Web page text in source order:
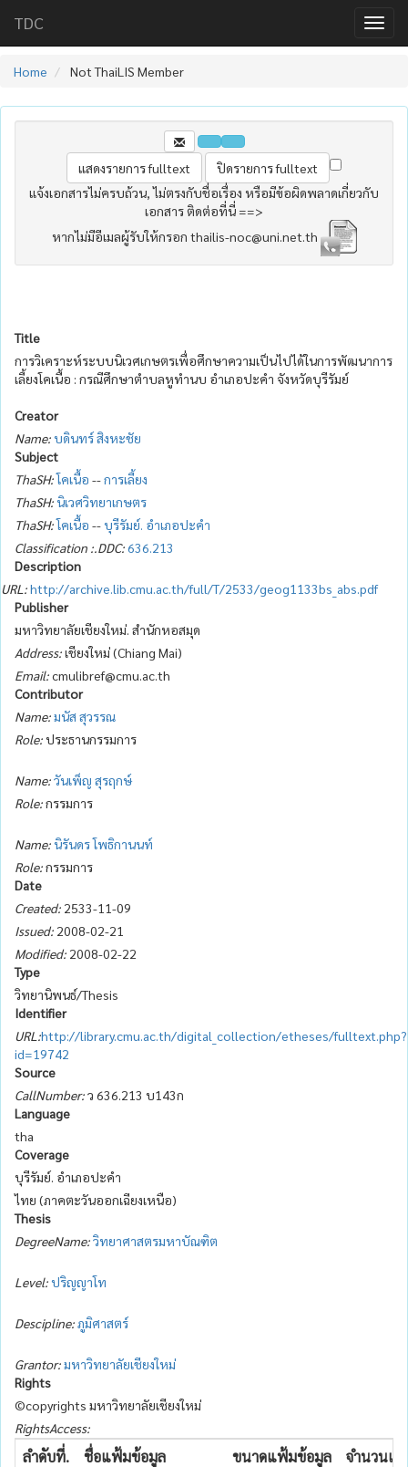
TDC
Home Not ThaiLIS Member
แจ้งเอกสารไม่ครบถ้วน, ไม่ตรงกับชื่อเรื่อง หรือมีข้อผิดพลาดเกี่ยวกับ
เอกสาร ติดต่อที่นี่ ==>
หากไม่มีอีเมลผู้รับให้กรอก thailis-noc@uni.net.th
Title
การวิเคราะห์ระบบนิเวศเกษตรเพื่อศึกษาความเป็นไปได้ในการพัฒนาการ
เลี้ยงโคเนื้อ : กรณีศึกษาตำบลหูทำนบ อำเภอปะคำ จังหวัดบุรีรัมย์
Creator
Name:บดินทร์ สิงหะชัย
Subject
ThaSH:โคเนื้อ --การเลี้ยง
ThaSH:นิเวศวิทยาเกษตร
ThaSH:โคเนื้อ --บุรีรัมย์. อำเภอปะคำ
Classification :.DDC:636.213
Description
URL:http://archive.lib.cmu.ac.th/full/T/2533/geog1133bs_abs.pdf
Publisher
มหาวิทยาลัยเชียงใหม่. สำนักหอสมุด
Address:เชียงใหม่ (Chiang Mai)
Email:cmulibref@cmu.ac.th
Contributor
Name:มนัส สุวรรณ
Role:ประธานกรรมการ
Name:วันเพ็ญ สุรฤกษ์
Role:กรรมการ
Name:นิรันดร โพธิกานนท์
Role:กรรมการ
Date
Created: 2533-11-09
Issued: 2008-02-21
Modified: 2008-02-22
Type
วิทยานิพนธ์/Thesis
Identifier
URL:http://library.cmu.ac.th/digital_collection/etheses/fulltext.php?
id=19742
Source
CallNumber:ว 636.213 บ143ก
Language
tha
Coverage
บุรีรัมย์. อำเภอปะคำ
ไทย (ภาคตะวันออกเฉียงเหนือ)
Thesis
DegreeName:วิทยาศาสตรมหาบัณฑิต
Level:ปริญญาโท
Descipline:ภูมิศาสตร์
Grantor:มหาวิทยาลัยเชียงใหม่
Rights
©copyrights มหาวิทยาลัยเชียงใหม่
RightsAccess:
ลำดับที่. ชื่อแฟ้มข้อมูล ขนาดแฟ้มข้อมูล
จำนวนเข้